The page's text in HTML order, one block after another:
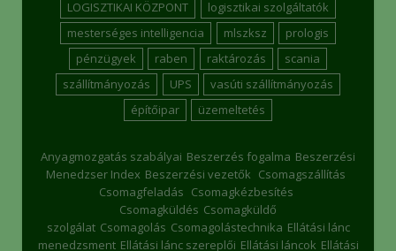
LOGISZTIKAI KÖZPONT
logisztikai szolgáltatók
mesterséges intelligencia
mlszksz
prologis
pénzügyek
raben raktározás
scania
szállítmányozás
UPS
vasúti szállítmányozás
építőipar
üzemeltetés
Anyagmozgatás szabályai Beszerzés fogalma Beszerzési
Menedzser Index Beszerzési vezetők Csomagszállítás
Csomagfeladás Csomagkézbesítés
Csomagküldés Csomagküldő
szolgálat Csomagolás Csomagolástechnika Ellátási lánc
menedzsment Ellátási lánc szereplői Ellátási láncok Ellátási